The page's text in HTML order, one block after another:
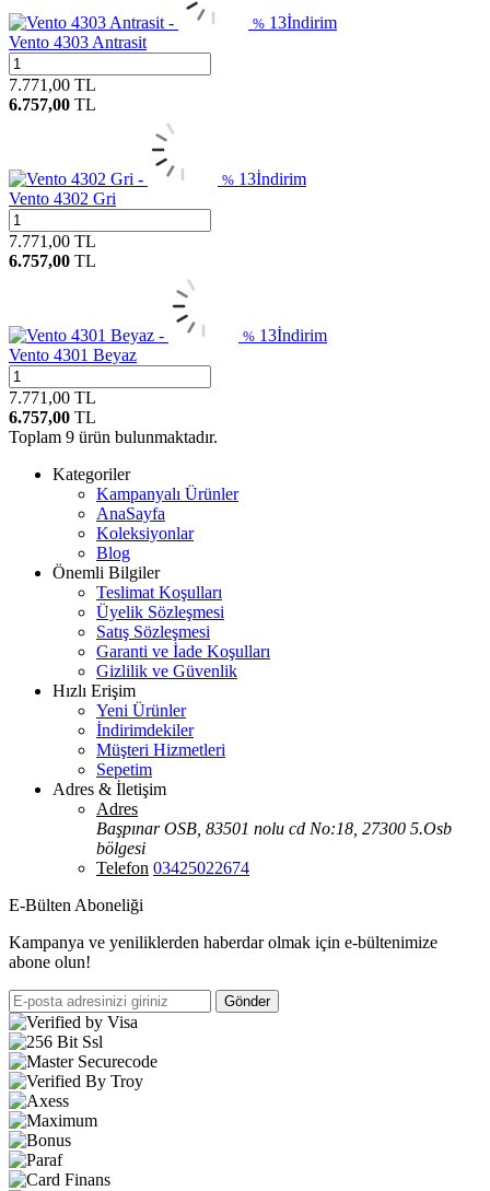
% 13İndirim
Vento 4303 Antrasit
7.771,00 TL
6.757,00 TL
% 13İndirim
Vento 4302 Gri
7.771,00 TL
6.757,00 TL
% 13İndirim
Vento 4301 Beyaz
7.771,00 TL
6.757,00 TL
Toplam 9 ürün bulunmaktadır.
Kategoriler
Kampanyalı Ürünler
AnaSayfa
Koleksiyonlar
Blog
Önemli Bilgiler
Teslimat Koşulları
Üyelik Sözleşmesi
Satış Sözleşmesi
Garanti ve İade Koşulları
Gizlilik ve Güvenlik
Hızlı Erişim
Yeni Ürünler
İndirimdekiler
Müşteri Hizmetleri
Sepetim
Adres & İletişim
Adres
Başpınar OSB, 83501 nolu cd No:18, 27300 5.Osb
bölgesi
Telefon 03425022674
E-Bülten Aboneliği
Kampanya ve yeniliklerden haberdar olmak için e-bültenimize
abone olun!
Gönder